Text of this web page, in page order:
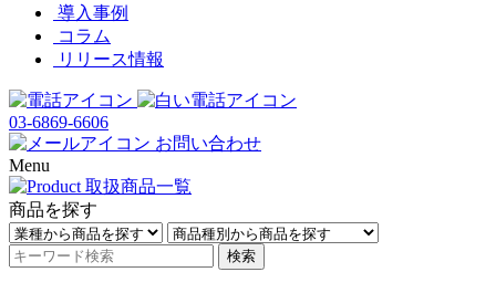
導入事例
コラム
リリース情報
03-6869-6606
お問い合わせ
Menu
商品を探す
検索